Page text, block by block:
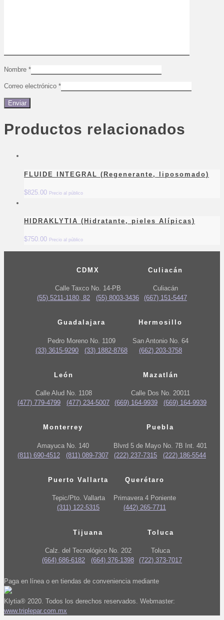
Nombre *
Correo electrónico *
Productos relacionados
FLUIDE INTEGRAL (Regenerante, liposomado)
$825.00 Precio al público
HIDRAKLYTIA (Hidratante, pieles Alípicas)
$750.00 Precio al público
CDMX
Calle Taxco No. 14-PB
(55) 5211-1180, 82
(55) 8003-3436
Culiacán
Culiacán
(667) 151-5447
Guadalajara
Pedro Moreno No. 1109
(33) 3615-9290
(33) 1882-8768
Hermosillo
San Antonio No. 64
(662) 203-3758
León
Calle Alud No. 1108
(477) 779-4799
(477) 234-5007
Mazatlán
Calle Dos No. 20011
(669) 164-9939
(669) 164-9939
Monterrey
Amayuca No. 140
(811) 690-4512
(811) 089-7307
Puebla
Blvrd 5 de Mayo No. 7B Int. 401
(222) 237-7315
(222) 186-5544
Puerto Vallarta
Tepic/Pto. Vallarta
(311) 122-5315
Querétaro
Primavera 4 Poniente
(442) 265-7711
Tijuana
Calz. del Tecnológico No. 202
(664) 686-6182
(664) 376-1398
Toluca
Toluca
(722) 373-7017
Paga en línea o en tiendas de conveniencia mediante
Klytia® 2020. Todos los derechos reservados. Webmaster:
www.triplepar.com.mx